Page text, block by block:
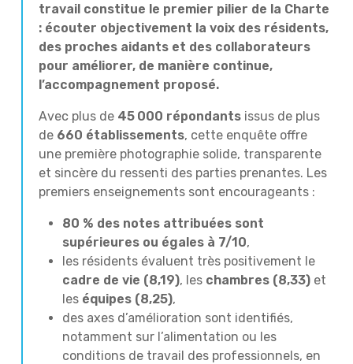
travail constitue le premier pilier de la Charte
: écouter objectivement la voix des résidents,
des proches aidants et des collaborateurs
pour améliorer, de manière continue,
l’accompagnement proposé.
Avec plus de 45000 répondantsissus de plus
de 660 établissements, cette enquête offre
une première photographie solide, transparente
et sincère du ressenti des parties prenantes. Les
premiers enseignements sont encourageants :
80 % des notes attribuées sont
supérieures ou égales à 7/10,
les résidents évaluent très positivement le
cadre de vie (8,19), les chambres (8,33)et
les équipes (8,25),
des axes d’amélioration sont identifiés,
notamment sur l’alimentation ou les
conditions de travail des professionnels, en